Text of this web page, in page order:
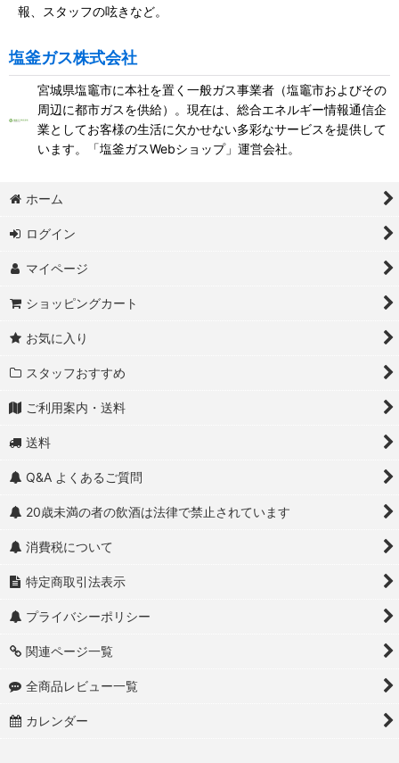
報、スタッフの呟きなど。
塩釜ガス株式会社
宮城県塩竈市に本社を置く一般ガス事業者（塩竈市およびその
周辺に都市ガスを供給）。現在は、総合エネルギー情報通信企
業としてお客様の生活に欠かせない多彩なサービスを提供して
います。「塩釜ガスWebショップ」運営会社。
ホーム
ログイン
マイページ
ショッピングカート
お気に入り
スタッフおすすめ
ご利用案内・送料
送料
Q&A よくあるご質問
20歳未満の者の飲酒は法律で禁止されています
消費税について
特定商取引法表示
プライバシーポリシー
関連ページ一覧
全商品レビュー一覧
カレンダー